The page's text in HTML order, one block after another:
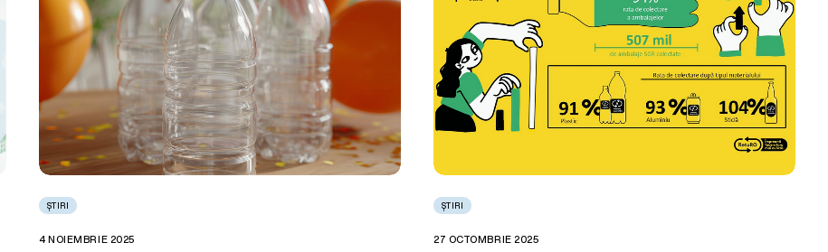
ȘTIRI
4 NOIEMBRIE 2025
ȘTIRI
27 OCTOMBRIE 2025